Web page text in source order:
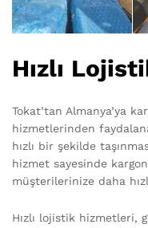
Hızlı
Tokat’tan Almanya’ya
hizmetlerinden
hızlı bir şekilde
hizmet sayesinde
müşterilerinize daha
Hızlı lojistik hizmetleri,